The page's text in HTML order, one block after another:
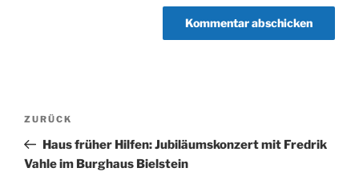
Beitragsnavigation
Vorheriger
Beitrag
ZURÜCK
Haus früher Hilfen: Jubiläumskonzert mit Fredrik
Vahle im Burghaus Bielstein